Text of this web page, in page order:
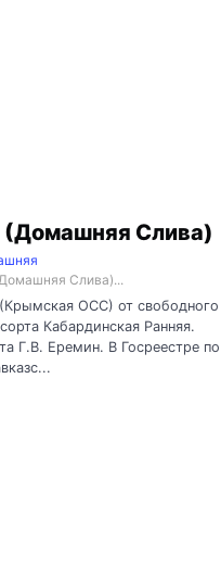
Слива)
Слива)...
ОСС) от свободного
Кабардинская Ранняя.
Г.В. Еремин. В Госреестре по